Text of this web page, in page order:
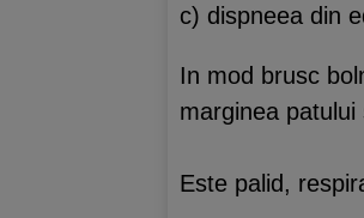
c) dispneea din
In mod brusc
marginea
Este palid,